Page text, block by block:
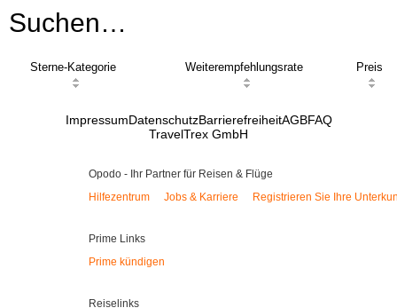
Suchen…
Sterne-Kategorie Weiterempfehlungsrate Preis
ImpressumDatenschutzBarrierefreiheitAGBFAQ
TravelTrex GmbH